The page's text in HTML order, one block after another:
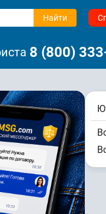
Найти
8 (800)